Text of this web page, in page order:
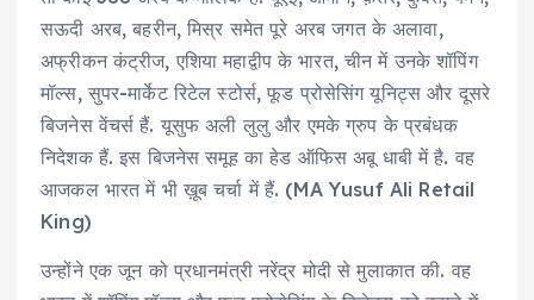
सऊदी अरब, बहरीन, मिस्र समेत पूरे अरब जगत के अलावा,
अफ्रीकन कंट्रीज, एशिया महाद्वीप के भारत, चीन में उनके शॉपिंग
मॉल्स, सुपर-मार्केट रिटेल स्टोर्स, फूड प्रोसेसिंग यूनिट्स और दूसरे
बिजनेस वेंचर्स हैं. यूसुफ अली लुलु और एमके ग्रुप के प्रबंधक
निदेशक हैं. इस बिजनेस समूह का हेड ऑफिस अबू धाबी में है. वह
आजकल भारत में भी ख़ूब चर्चा में हैं. (MA Yusuf Ali Retail
King)
उन्होंने एक जून को प्रधानमंत्री नरेंद्र मोदी से मुलाकात की. वह